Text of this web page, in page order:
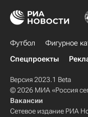
Футбол Фигурное
Спецпроекты
Версия 2023.1 Beta
© 2026 МИА «Россия
Вакансии
Сетевое издание РИА